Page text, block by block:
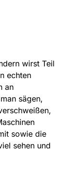
wirst Teil
echten
an
sägen,
sowie die
sehen und